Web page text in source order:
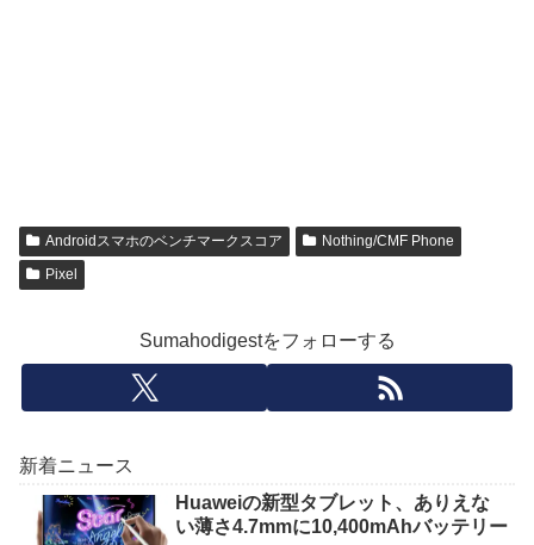
Androidスマホのベンチマークスコア
Nothing/CMF Phone
Pixel
Sumahodigestをフォローする
新着ニュース
Huaweiの新型タブレット、ありえな
い薄さ4.7mmに10,400mAhバッテリー